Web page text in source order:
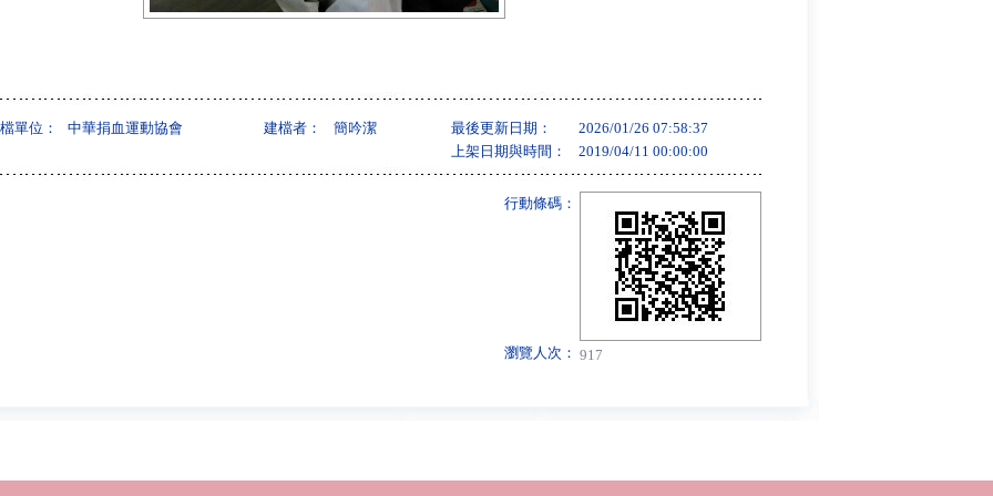
單位： 中華捐血運動協會 建檔者： 簡吟潔 最後更新日期：
2026/01/26 07:58:37
上架日期與時間：
2019/04/11 00:00:00
行動條碼：
瀏覽人次： 917